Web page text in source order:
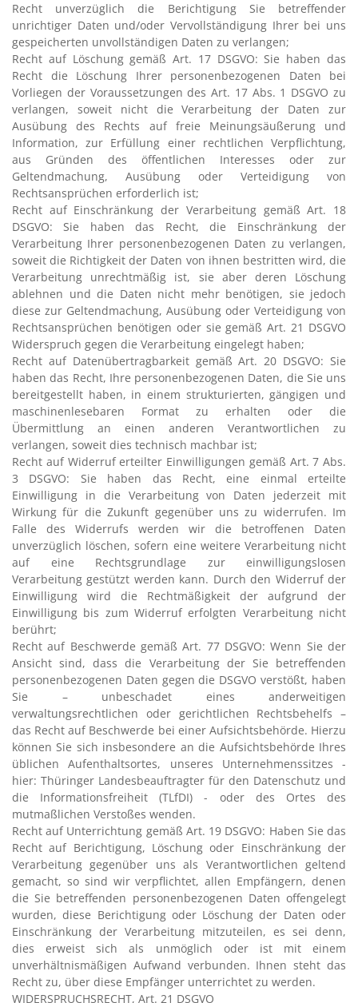
Recht unverzüglich die Berichtigung Sie betreffender
unrichtiger Daten und/oder Vervollständigung Ihrer bei uns
gespeicherten unvollständigen Daten zu verlangen;
Recht auf Löschung gemäß Art. 17 DSGVO: Sie haben das
Recht die Löschung Ihrer personenbezogenen Daten bei
Vorliegen der Voraussetzungen des Art. 17 Abs. 1 DSGVO zu
verlangen, soweit nicht die Verarbeitung der Daten zur
Ausübung des Rechts auf freie Meinungsäußerung und
Information, zur Erfüllung einer rechtlichen Verpflichtung,
aus Gründen des öffentlichen Interesses oder zur
Geltendmachung, Ausübung oder Verteidigung von
Rechtsansprüchen erforderlich ist;
Recht auf Einschränkung der Verarbeitung gemäß Art. 18
DSGVO: Sie haben das Recht, die Einschränkung der
Verarbeitung Ihrer personenbezogenen Daten zu verlangen,
soweit die Richtigkeit der Daten von ihnen bestritten wird, die
Verarbeitung unrechtmäßig ist, sie aber deren Löschung
ablehnen und die Daten nicht mehr benötigen, sie jedoch
diese zur Geltendmachung, Ausübung oder Verteidigung von
Rechtsansprüchen benötigen oder sie gemäß Art. 21 DSGVO
Widerspruch gegen die Verarbeitung eingelegt haben;
Recht auf Datenübertragbarkeit gemäß Art. 20 DSGVO: Sie
haben das Recht, Ihre personenbezogenen Daten, die Sie uns
bereitgestellt haben, in einem strukturierten, gängigen und
maschinenlesebaren Format zu erhalten oder die
Übermittlung an einen anderen Verantwortlichen zu
verlangen, soweit dies technisch machbar ist;
Recht auf Widerruf erteilter Einwilligungen gemäß Art. 7 Abs.
3 DSGVO: Sie haben das Recht, eine einmal erteilte
Einwilligung in die Verarbeitung von Daten jederzeit mit
Wirkung für die Zukunft gegenüber uns zu widerrufen. Im
Falle des Widerrufs werden wir die betroffenen Daten
unverzüglich löschen, sofern eine weitere Verarbeitung nicht
auf eine Rechtsgrundlage zur einwilligungslosen
Verarbeitung gestützt werden kann. Durch den Widerruf der
Einwilligung wird die Rechtmäßigkeit der aufgrund der
Einwilligung bis zum Widerruf erfolgten Verarbeitung nicht
berührt;
Recht auf Beschwerde gemäß Art. 77 DSGVO: Wenn Sie der
Ansicht sind, dass die Verarbeitung der Sie betreffenden
personenbezogenen Daten gegen die DSGVO verstößt, haben
Sie – unbeschadet eines anderweitigen
verwaltungsrechtlichen oder gerichtlichen Rechtsbehelfs –
das Recht auf Beschwerde bei einer Aufsichtsbehörde. Hierzu
können Sie sich insbesondere an die Aufsichtsbehörde Ihres
üblichen Aufenthaltsortes, unseres Unternehmenssitzes -
hier: Thüringer Landesbeauftragter für den Datenschutz und
die Informationsfreiheit (TLfDI) - oder des Ortes des
mutmaßlichen Verstoßes wenden.
Recht auf Unterrichtung gemäß Art. 19 DSGVO: Haben Sie das
Recht auf Berichtigung, Löschung oder Einschränkung der
Verarbeitung gegenüber uns als Verantwortlichen geltend
gemacht, so sind wir verpflichtet, allen Empfängern, denen
die Sie betreffenden personenbezogenen Daten offengelegt
wurden, diese Berichtigung oder Löschung der Daten oder
Einschränkung der Verarbeitung mitzuteilen, es sei denn,
dies erweist sich als unmöglich oder ist mit einem
unverhältnismäßigen Aufwand verbunden. Ihnen steht das
Recht zu, über diese Empfänger unterrichtet zu werden.
WIDERSPRUCHSRECHT, Art. 21 DSGVO